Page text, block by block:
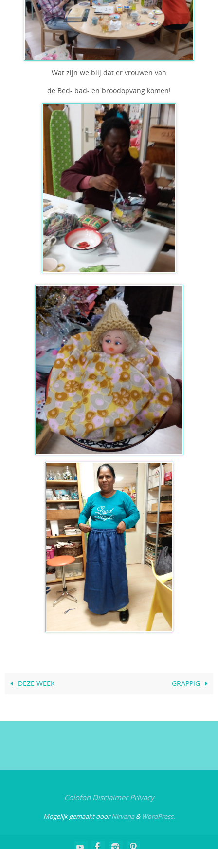
Wat zijn we blij dat er vrouwen van
de Bed- bad- en broodopvang komen!
DEZE WEEK GRAPPIG
Colofon Disclaimer Privacy
Mogelijk gemaakt doorNirvana& WordPress.